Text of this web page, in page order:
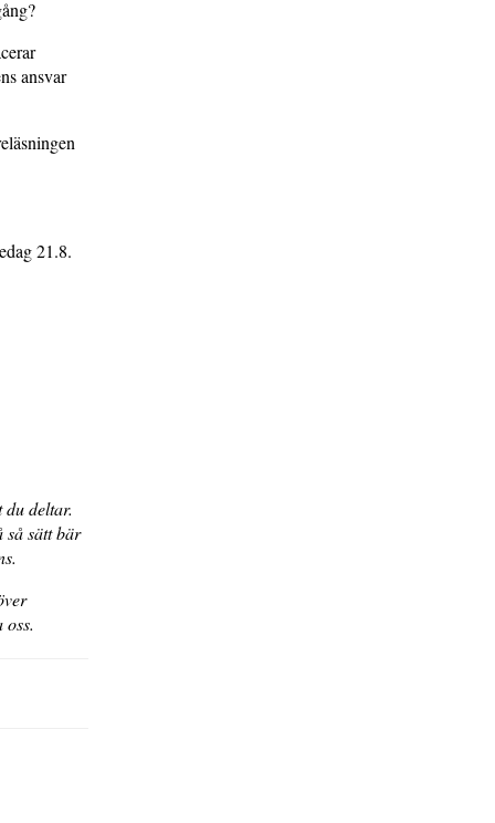
ansvar
21.8.
deltar.
så sätt bär
oss.